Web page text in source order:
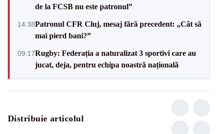
de la FCSB nu este patronul”
14:38Patronul CFR Cluj, mesaj fără precedent: „Cât să
mai pierd bani?”
09:17Rugby: Federația a naturalizat 3 sportivi care au
jucat, deja, pentru echipa noastră națională
Distribuie articolul